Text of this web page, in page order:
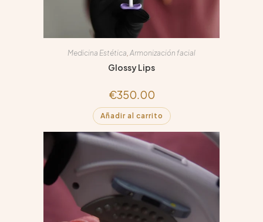
Medicina Estética Armonización facial
Glossy Lips
€350.00
Añadir al carrito